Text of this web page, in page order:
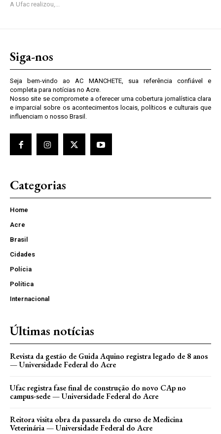
A Ufac realizou,...
Siga-nos
Seja bem-vindo ao AC MANCHETE, sua referência confiável e
completa para notícias no Acre.
Nosso site se compromete a oferecer uma cobertura jornalística clara
e imparcial sobre os acontecimentos locais, políticos e culturais que
influenciam o nosso Brasil.
Categorias
Home
Acre
Brasil
Cidades
Polícia
Política
Internacional
Últimas notícias
Revista da gestão de Guida Aquino registra legado de 8 anos
— Universidade Federal do Acre
Ufac registra fase final de construção do novo CAp no
campus-sede — Universidade Federal do Acre
Reitora visita obra da passarela do curso de Medicina
Veterinária — Universidade Federal do Acre